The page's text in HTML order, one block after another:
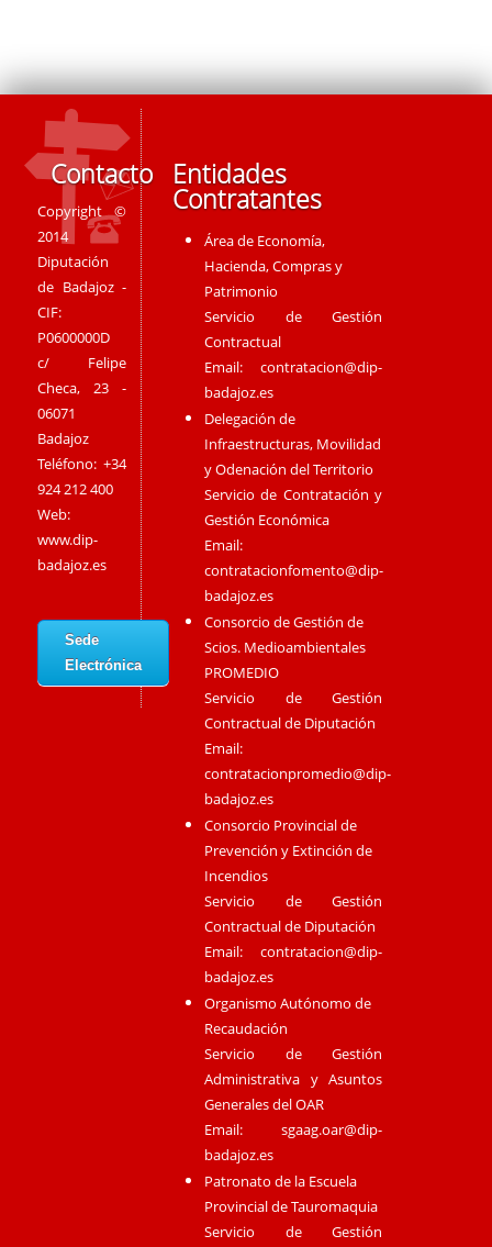
Contacto
Copyright ©
2014
Diputación
de Badajoz -
CIF:
P0600000D
c/ Felipe
Checa, 23 -
06071
Badajoz
Teléfono: +34
924 212 400
Web:
www.dip-
badajoz.es
Sede
Electrónica
Entidades
Contratantes
Área de Economía,
Hacienda, Compras y
Patrimonio
Servicio de Gestión
Contractual
Email:contratacion@dip-
badajoz.es
Delegación de
Infraestructuras, Movilidad
y Odenación del Territorio
Servicio de Contratación y
Gestión Económica
Email:
contratacionfomento@dip-
badajoz.es
Consorcio de Gestión de
Scios. Medioambientales
PROMEDIO
Servicio de Gestión
Contractual de Diputación
Email:
contratacionpromedio@dip-
badajoz.es
Consorcio Provincial de
Prevención y Extinción de
Incendios
Servicio de Gestión
Contractual de Diputación
Email:contratacion@dip-
badajoz.es
Organismo Autónomo de
Recaudación
Servicio de Gestión
Administrativa y Asuntos
Generales del OAR
Email:sgaag.oar@dip-
badajoz.es
Patronato de la Escuela
Provincial de Tauromaquia
Servicio de Gestión